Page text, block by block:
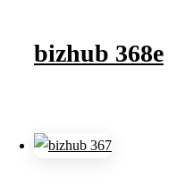
bizhub 368e